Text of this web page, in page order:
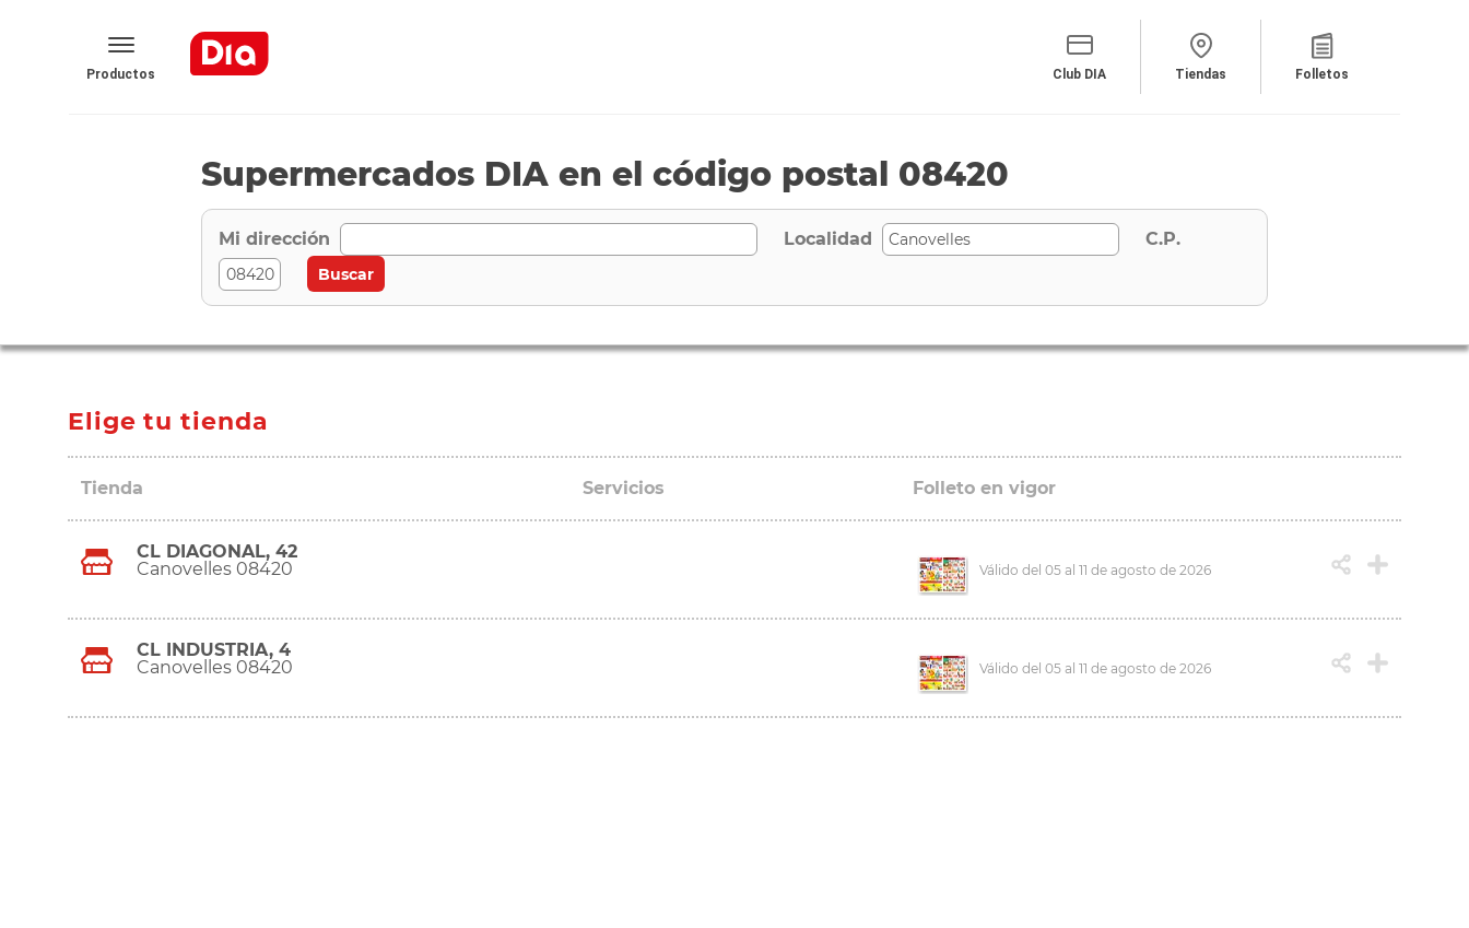
Productos Club DIA Tiendas Folletos
Supermercados DIA en el código postal 08420
Mi dirección Localidad C.P.
Elige tu tienda
Tienda Servicios Folleto en vigor
CL DIAGONAL, 42
Canovelles 08420
Válido del 05 al 11 de agosto de 2026
CL INDUSTRIA, 4
Canovelles 08420
Válido del 05 al 11 de agosto de 2026